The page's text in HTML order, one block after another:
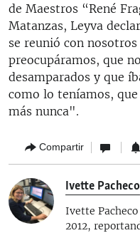
de Maestros “René
Matanzas, Leyva
se reunió con
preocupáramos, que
desamparados y que
como lo teníamos,
más nunca".
Compartir
Ivette Pacheco
Ivette
2012,